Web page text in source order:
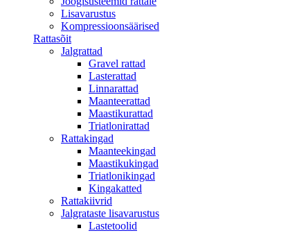
Lisavarustus
Kompressioonsäärised
Rattasõit
Jalgrattad
Gravel rattad
Lasterattad
Linnarattad
Maanteerattad
Maastikurattad
Triatlonirattad
Rattakingad
Maanteekingad
Maastikukingad
Triatlonikingad
Kingakatted
Rattakiivrid
Jalgrataste lisavarustus
Lastetoolid